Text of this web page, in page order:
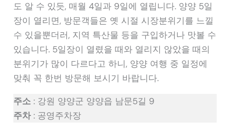
도 알 수 있듯, 매월 4일과 9일에 열립니다. 양양 5일
장이 열리면, 방문객들은 옛 시절 시장분위기를 느낄
수 있을뿐더러, 지역 특산물 등을 구입하거나 맛볼 수
있습니다. 5일장이 열렸을 때와 열리지 않았을 때의
분위기가 많이 다르다고 하니, 양양 여행 중 일정에
맞춰 꼭 한번 방문해 보시기 바랍니다.
주소 : 강원 양양군 양양읍 남문5길 9
주차: 공영주차장